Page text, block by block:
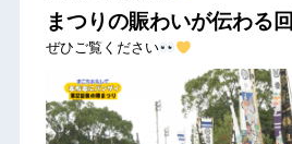
まつりの賑わいが伝わる回
ぜひご覧ください